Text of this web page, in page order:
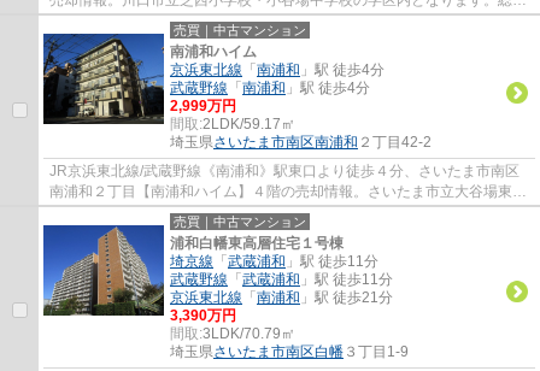
数248戸のビッグコミュニティ、敷地内に公...
売買｜中古マンション
南浦和ハイム
京浜東北線 「 南浦和 」駅 徒歩4分
武蔵野線 「 南浦和 」駅 徒歩4分
2,999万円
間取:2LDK/59.17㎡
埼玉県さいたま市南区南浦和 ２丁目42-2
JR京浜東北線/武蔵野線《南浦和》駅東口より徒歩４分、さいたま市南区
南浦和２丁目【南浦和ハイム】４階の売却情報。さいたま市立大谷場東小
学校・大谷場中学校の学区内となります。20...
売買｜中古マンション
浦和白幡東高層住宅１号棟
埼京線 「 武蔵浦和 」駅 徒歩11分
武蔵野線 「 武蔵浦和 」駅 徒歩11分
京浜東北線 「 南浦和 」駅 徒歩21分
3,390万円
間取:3LDK/70.79㎡
埼玉県さいたま市南区白幡 ３丁目1-9